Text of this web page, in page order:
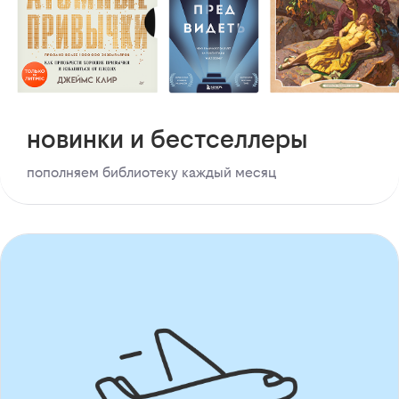
новинки и бестселлеры
пополняем библиотеку каждый месяц